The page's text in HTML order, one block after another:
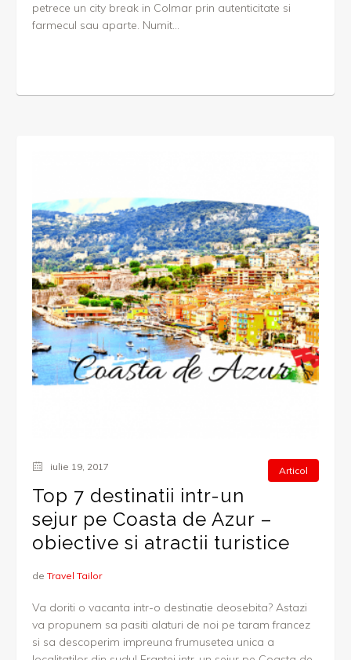
petrece un city break in Colmar prin autenticitate si
farmecul sau aparte. Numit...
Articol
iulie 19, 2017
Top 7 destinatii intr-un
sejur pe Coasta de Azur –
obiective si atractii turistice
de Travel Tailor
Va doriti o vacanta intr-o destinatie deosebita? Astazi
va propunem sa pasiti alaturi de noi pe taram francez
si sa descoperim impreuna frumusetea unica a